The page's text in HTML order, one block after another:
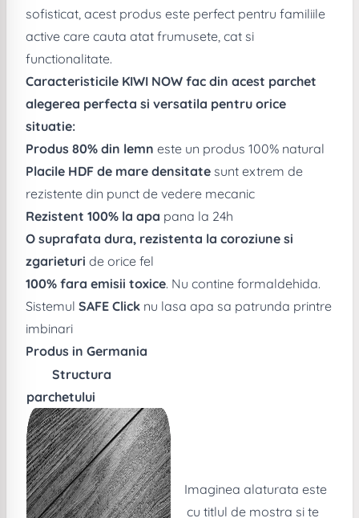
sofisticat, acest produs este perfect pentru familiile
active care cauta atat frumusete, cat si
functionalitate.
Caracteristicile KIWI NOW fac din acest parchet
alegerea perfecta si versatila pentru orice
situatie:
Produs 80% din lemn este un produs 100% natural
Placile HDF de mare densitate sunt extrem de
rezistente din punct de vedere mecanic
Rezistent 100% la apa pana la 24h
O suprafata dura, rezistenta la coroziune si
zgarieturi de orice fel
100% fara emisii toxice. Nu contine formaldehida.
Sistemul SAFE Click nu lasa apa sa patrunda printre
imbinari
Produs in Germania
Structura
parchetului
Imaginea alaturata este
cu titlul de mostra si te